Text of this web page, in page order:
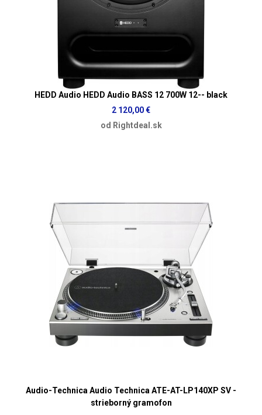
HEDD Audio HEDD Audio BASS 12 700W 12-- black
2 120,00 €
od Rightdeal.sk
Audio-Technica Audio Technica ATE-AT-LP140XP SV -
strieborný gramofon